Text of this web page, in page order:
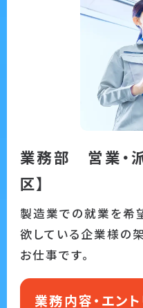
業務部 営業・
区】
製造業での就業を希
欲している企業様の
お仕事です。
業務内容・エン